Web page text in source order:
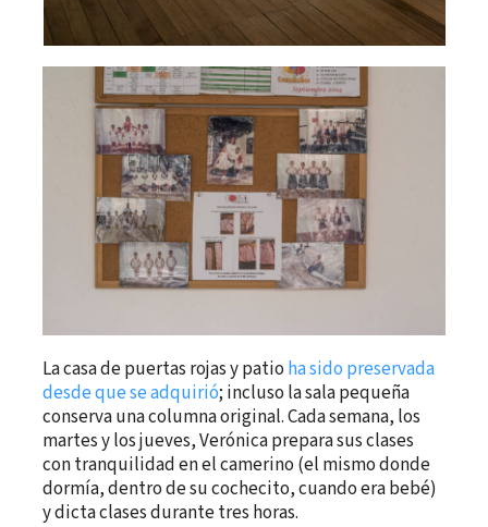
La casa de puertas rojas y patio ha sido preservada
desde que se adquirió; incluso la sala pequeña
conserva una columna original. Cada semana, los
martes y los jueves, Verónica prepara sus clases
con tranquilidad en el camerino (el mismo donde
dormía, dentro de su cochecito, cuando era bebé)
y dicta clases durante tres horas.